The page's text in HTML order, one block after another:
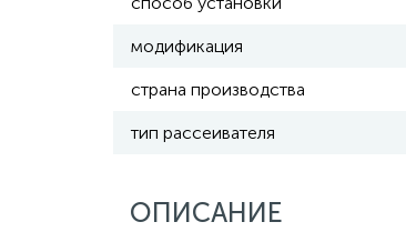
модификация
страна производства
тип рассеивателя
ОПИСАНИЕ